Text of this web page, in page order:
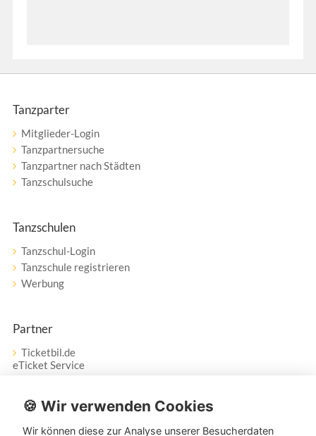
Tanzparter
Mitglieder-Login
Tanzpartnersuche
Tanzpartner nach Städten
Tanzschulsuche
Tanzschulen
Tanzschul-Login
Tanzschule registrieren
Werbung
Partner
Ticketbil.de
eTicket Service
Vertrag widerrufen
🍪 Wir verwenden Cookies
Wir können diese zur Analyse unserer Besucherdaten